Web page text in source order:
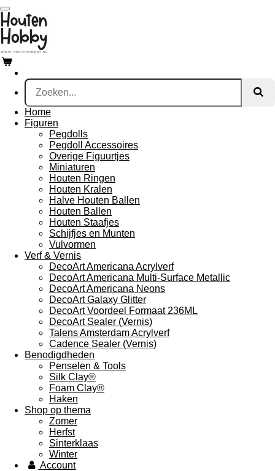
Ga
direct
naar
de
hoofdinhoud
Home
Figuren
Pegdolls
Pegdoll Accessoires
Overige Figuurtjes
Miniaturen
Houten Ringen
Houten Kralen
Halve Houten Ballen
Houten Ballen
Houten Staafjes
Schijfjes en Munten
Vulvormen
Verf & Vernis
DecoArt Americana Acrylverf
DecoArt Americana Multi-Surface Metallic
DecoArt Americana Neons
DecoArt Galaxy Glitter
DecoArt Voordeel Formaat 236ML
DecoArt Sealer (Vernis)
Talens Amsterdam Acrylverf
Cadence Sealer (Vernis)
Benodigdheden
Penselen & Tools
Silk Clay®
Foam Clay®
Haken
Shop op thema
Zomer
Herfst
Sinterklaas
Winter
Account